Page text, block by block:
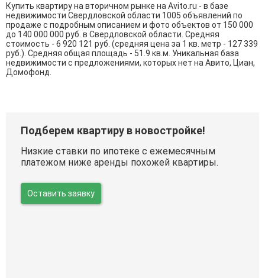
Купить квартиру на вторичном рынке на Avito.ru - в базе
недвижимости Свердловской области 1005 объявлений по
продаже с подробным описанием и фото объектов от 150 000
до 140 000 000 руб. в Свердловской области. Средняя
стоимость - 6 920 121 руб. (средняя цена за 1 кв. метр - 127 339
руб.). Средняя общая площадь - 51.9 кв.м. Уникальная база
недвижимости с предложениями, которых нет на Авито, Циан,
Домофонд.
Подберем квартиру в новостройке!
Низкие ставки по ипотеке с ежемесячным
платежом ниже аренды похожей квартиры.
Оставить заявку